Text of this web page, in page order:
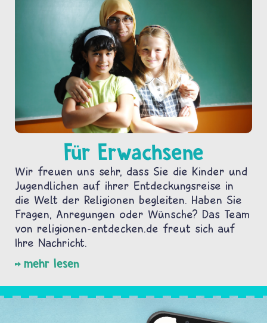
Für Erwachsene
Wir freuen uns sehr, dass Sie die Kinder und
Jugendlichen auf ihrer Entdeckungsreise in
die Welt der Religionen begleiten. Haben Sie
Fragen, Anregungen oder Wünsche? Das Team
von religionen-entdecken.de freut sich auf
Ihre Nachricht.
mehr lesen